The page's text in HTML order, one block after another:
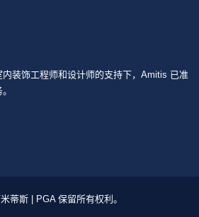
装饰工程师和设计师的支持下，Amitis 已准
蒂斯 | PGA 保留所有权利。